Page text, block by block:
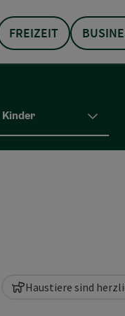
FREIZEIT
Kinder
Haustiere sind